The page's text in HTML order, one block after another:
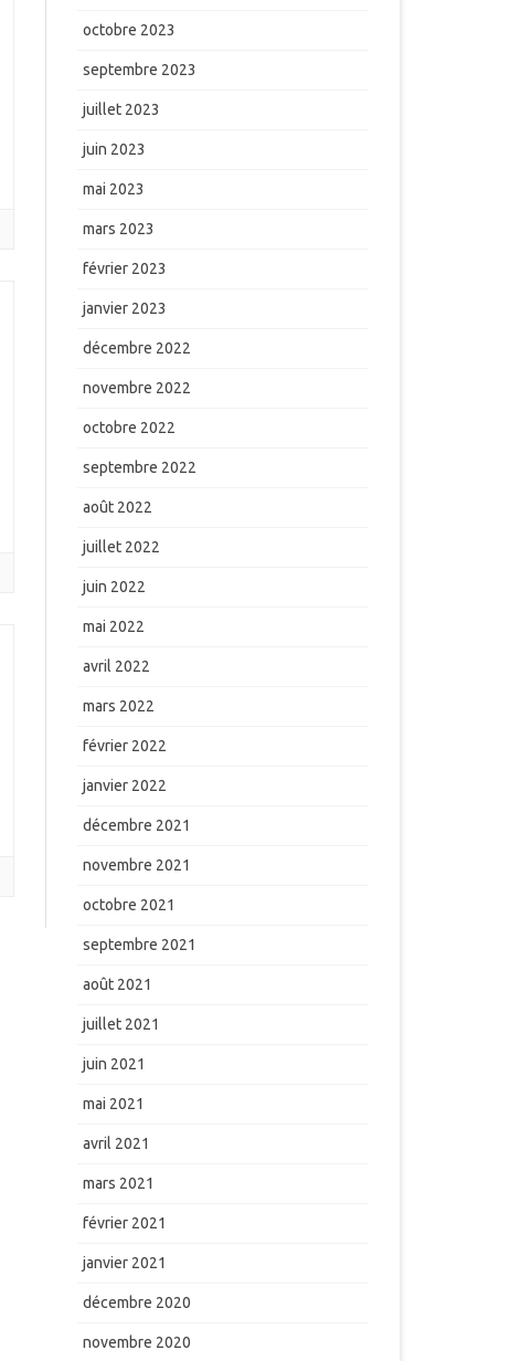
octobre 2023
septembre 2023
juillet 2023
juin 2023
mai 2023
mars 2023
février 2023
janvier 2023
décembre 2022
novembre 2022
octobre 2022
septembre 2022
août 2022
juillet 2022
juin 2022
mai 2022
avril 2022
mars 2022
février 2022
janvier 2022
décembre 2021
novembre 2021
octobre 2021
septembre 2021
août 2021
juillet 2021
juin 2021
mai 2021
avril 2021
mars 2021
février 2021
janvier 2021
décembre 2020
novembre 2020